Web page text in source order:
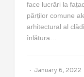
face lucrări la
părților comune
arhitectural al
înlătura…
January 6, 2022